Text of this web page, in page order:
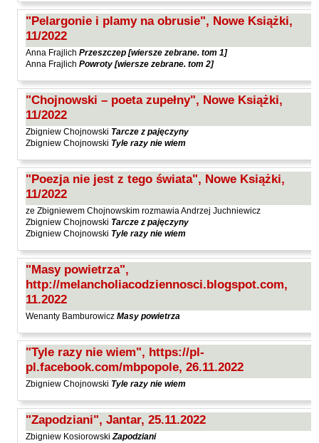
Lenc Ryszard
Ligęza Wojciech
Lime Franciszek
Lipiński Zdzisław
Liskowacki Artur Daniel
Liskowacki Konrad
Lisowski Krzysztof
Maj Marek
Majzel Tomasz
Malzahn Miłka O.
Masłowiecka Agnieszka
Maślanek Jarosław
Matlachowska-Pala Joanna
Michałowski Piotr
Mieczysłavsky Rafał
Mirahina Agnieszka
Mrozek Mirosław
Muszer Dariusz
Niewrzęda Krzysztof
"Pelargonie i plamy na obrusie", Nowe Książki,
11/2022
Anna Frajlich Przeszczep [wiersze zebrane. tom 1]
Anna Frajlich Powroty [wiersze zebrane. tom 2]
"Chojnowski – poeta zupełny", Nowe Książki,
11/2022
Zbigniew Chojnowski Tarcze z pajęczyny
Zbigniew Chojnowski Tyle razy nie wiem
"Poezja nie jest z tego świata", Nowe Książki,
11/2022
ze Zbigniewem Chojnowskim rozmawia Andrzej Juchniewicz
Zbigniew Chojnowski Tarcze z pajęczyny
Zbigniew Chojnowski Tyle razy nie wiem
"Masy powietrza",
http://melancholiacodziennosci.blogspot.com,
11.2022
Wenanty Bamburowicz Masy powietrza
"Tyle razy nie wiem", https://pl-
pl.facebook.com/mbpopole, 26.11.2022
Zbigniew Chojnowski Tyle razy nie wiem
"Zapodziani", Jantar, 25.11.2022
Zbigniew KosiorowskiZapodziani